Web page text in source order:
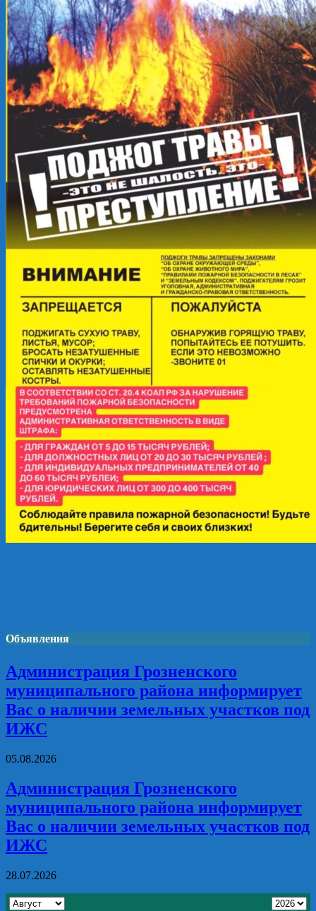
Объявления
Администрация Грозненского
муниципального района информирует
Вас о наличии земельных участков под
ИЖС
05.08.2026
Администрация Грозненского
муниципального района информирует
Вас о наличии земельных участков под
ИЖС
28.07.2026